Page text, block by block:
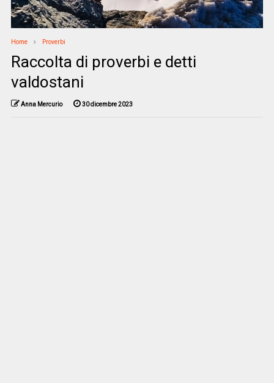
Home Proverbi
Raccolta di proverbi e detti
valdostani
Anna Mercurio 30 dicembre 2023